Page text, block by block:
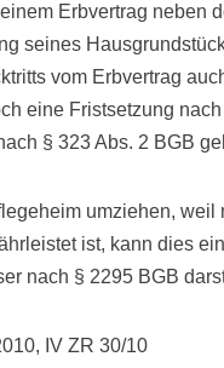
Erbvertrag neben
seines
vom Erbvertrag
eine Fristsetzung
§ 323 Abs. 2 BGB
umziehen,
ist, kann dies
nach § 2295 BGB
IV ZR 30/10